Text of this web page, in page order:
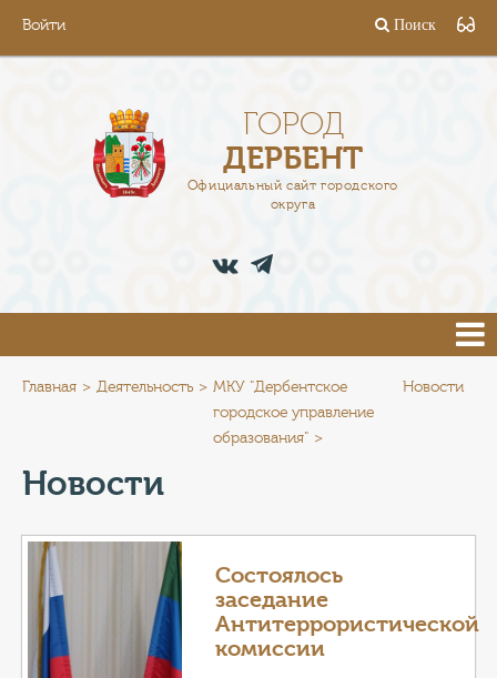
Войти Поиск
ГОРОД
ДЕРБЕНТ
Официальный сайт городского
округа
АДМИНИСТРАЦИЯ
ПРЕСС-ЦЕНТР
КОНТАКТЫ
ТАРИФЫ
ГЕРОИ Z
КАТАЛОГ УСЛУГ
Главная Деятельность
МКУ "Дербентское
городское управление
образования"
Новости
Новости
Состоялось
заседание
Антитеррористической
комиссии